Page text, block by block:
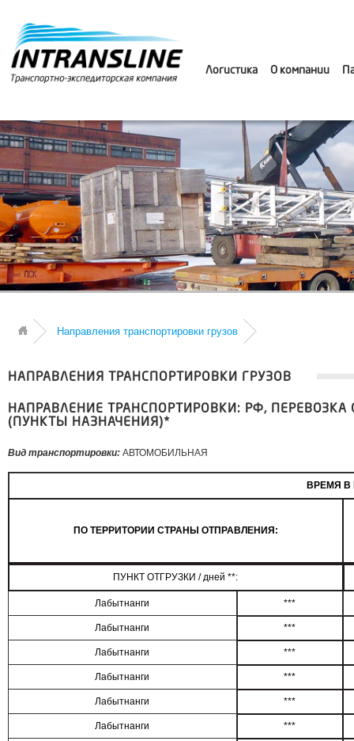
Логистика О компании
Направления транспортировки грузов
НАПРАВЛЕНИЯ ТРАНСПОРТИРОВКИ ГРУЗОВ
НАПРАВЛЕНИЕ ТРАНСПОРТИРОВКИ: РФ,
(ПУНКТЫ НАЗНАЧЕНИЯ)*
Вид транспортировки: АВТОМОБИЛЬНАЯ
ВРЕМЯ В
ПО ТЕРРИТОРИИ СТРАНЫ ОТПРАВЛЕНИЯ:
ПУНКТ ОТГРУЗКИ / дней **:
Лабытнанги ***
Лабытнанги ***
Лабытнанги ***
Лабытнанги ***
Лабытнанги ***
Лабытнанги ***